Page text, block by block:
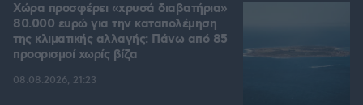
Χώρα προσφέρει «χρυσά διαβατήρια»
80.000 ευρώ για την καταπολέμηση
της κλιματικής αλλαγής: Πάνω από 85
προορισμοί χωρίς βίζα
08.08.2026, 21:23